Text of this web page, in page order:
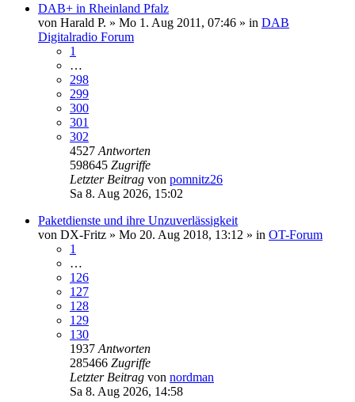
DAB+ in Rheinland Pfalz
von Harald P. » Mo 1. Aug 2011, 07:46 » in DAB
Digitalradio Forum
1
…
298
299
300
301
302
4527 Antworten
598645 Zugriffe
Letzter Beitrag von pomnitz26
Sa 8. Aug 2026, 15:02
Paketdienste und ihre Unzuverlässigkeit
von DX-Fritz » Mo 20. Aug 2018, 13:12 » in OT-Forum
1
…
126
127
128
129
130
1937 Antworten
285466 Zugriffe
Letzter Beitrag von nordman
Sa 8. Aug 2026, 14:58